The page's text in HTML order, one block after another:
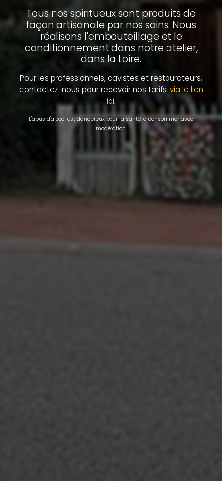
Tous nos spiritueux sont produits de
façon artisanale par nos soins. Nous
réalisons l'embouteillage et le
conditionnement dans notre atelier,
dans la Loire.
Pour les professionnels, cavistes et restaurateurs,
contactez-nous pour recevoir nos tarifs,via le lien
ici.
L'abus d'alcool est dangereux pour la santé, à consommer avec
modération.